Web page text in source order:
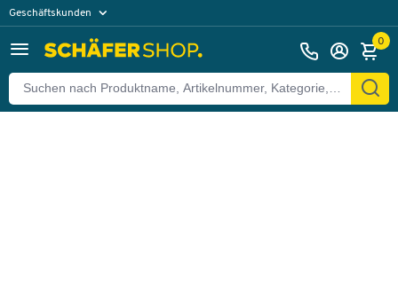
Geschäftskunden
0
Zurück